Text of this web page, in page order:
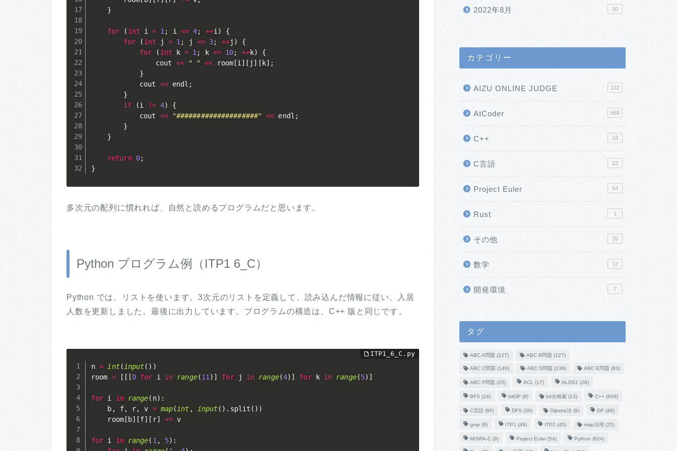
}
for ( int i = 1; i <= 4; ++i)
{
for
( int j = 1; j <= 3; ++j )
{
for
( int k = 1; k <= 10; ++k)
{
				cout
<< " " << room[i] [ j ] [ k] ;
}
			cout
<< endl ;
}
if
(i != 4)
{
			cout
<< "####################" << endl ;
}
}
return 0;
}
多次元の配列に慣れれば、自然と読めるプログラムだと思います。
Python プログラム例（ITP1 6_C）
Python では、リストを使います。3次元のリストを定義して、読み込んだ情報に従い、入居
人数を更新しました。最後に出力しています。プログラムの構造は、C++ 版と同じです。
n = int( input( ) )
room = [ [ [0 for i in range(11 ) ] for j in range(4) ] for k in range(5) ]
for i in range( n) :
    b
, f, r, v = map( int , input( ) . split ( ) )
    room
[ b] [f] [ r] += v
for i in range( 1 , 5) :
2022年8月 30
カテゴリー
AIZU ONLINE JUDGE 122
AtCoder 668
C++ 18
C言語 22
Project Euler 54
Rust 1
その他 26
数学 12
開発環境 7
タグ
ABC A問題 (127) ABC B問題 (127)
ABC C問題 (149) ABC D問題 (139) ABC E問題 (83)
ABC F問題 (25) ACL (17) ALDS1 (28)
BFS (24) bitDP (8) bit全検索(13) C++(809)
C言語(80) DFS (39) Dijkstra法(9) DP (46)
gmp (9) ITP1 (49) ITP2 (45) map活用 (25)
MISRA-C(9) Project Euler(54) Python (624)